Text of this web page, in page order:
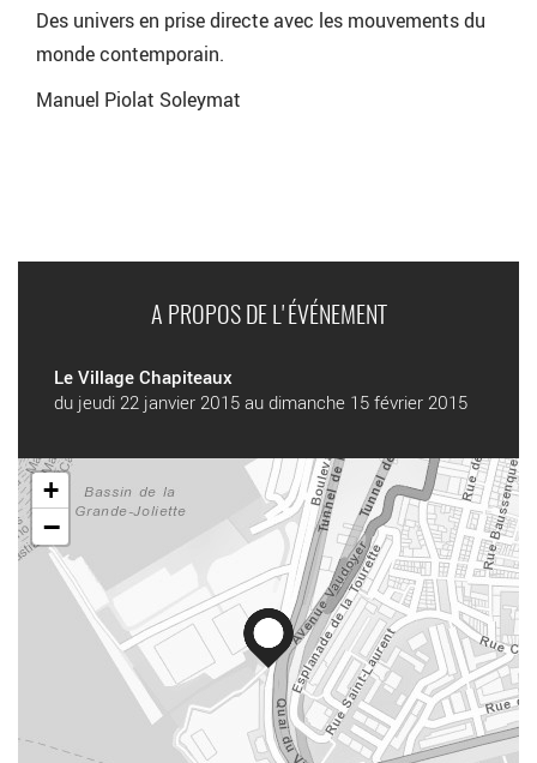
Des univers en prise directe avec les mouvements du
monde contemporain.
Manuel Piolat Soleymat
A PROPOS DE L'ÉVÉNEMENT
Le Village Chapiteaux
du jeudi 22 janvier 2015 au dimanche 15 février 2015
+
−